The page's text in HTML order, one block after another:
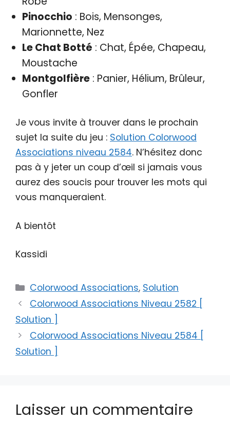
Pinocchio : Bois, Mensonges,
Marionnette, Nez
Le Chat Botté : Chat, Épée, Chapeau,
Moustache
Montgolfière: Panier, Hélium, Brûleur,
Gonfler
Je vous invite à trouver dans le prochain
sujet la suite du jeu : Solution Colorwood
Associations niveau 2584. N’hésitez donc
pas à y jeter un coup d’œil si jamais vous
aurez des soucis pour trouver les mots qui
vous manqueraient.
A bientôt
Kassidi
Catégories
Colorwood Associations, Solution
Colorwood Associations Niveau 2582 [
Solution ]
Colorwood Associations Niveau 2584 [
Solution ]
Laisser un commentaire